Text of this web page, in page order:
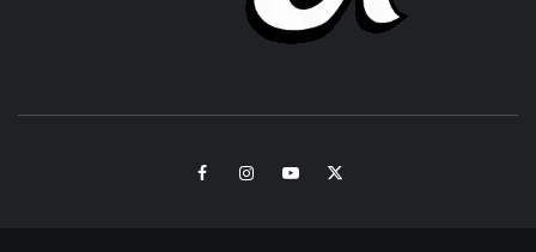
FacebookInstagramYoutubeTwitter